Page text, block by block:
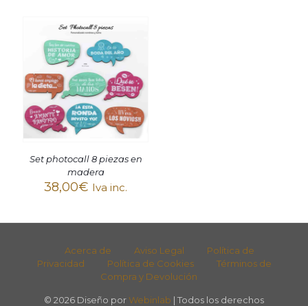
Set photocall 8 piezas en
madera
38,00€ Iva inc.
Acerca de Aviso Legal
Política de
Privacidad
Política de Cookies
Términos de
Compra y Devolución
© 2026 Diseño por Webinlab | Todos los derechos